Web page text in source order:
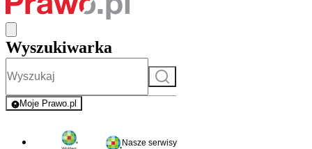
Wyszukiwarka
Szukaj
Moje Prawo.pl
- rejestracja i logowanie do serwisu
Nasze serwisy